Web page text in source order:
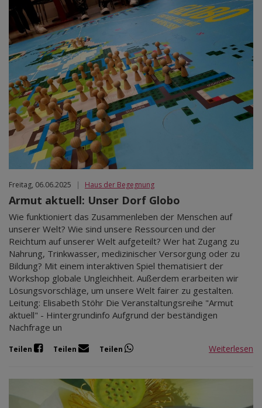
Freitag, 06.06.2025 | Haus der Begegnung
Armut aktuell: Unser Dorf Globo
Wie funktioniert das Zusammenleben der Menschen auf
unserer Welt? Wie sind unsere Ressourcen und der
Reichtum auf unserer Welt aufgeteilt? Wer hat Zugang zu
Nahrung, Trinkwasser, medizinischer Versorgung oder zu
Bildung? Mit einem interaktiven Spiel thematisiert der
Workshop globale Ungleichheit. Außerdem erarbeiten wir
Lösungsvorschläge, um unsere Welt fairer zu gestalten.
Leitung: Elisabeth Stöhr Die Veranstaltungsreihe "Armut
aktuell" - Hintergrundinfo Aufgrund der beständigen
Nachfrage un
Teilen Teilen Teilen Weiterlesen